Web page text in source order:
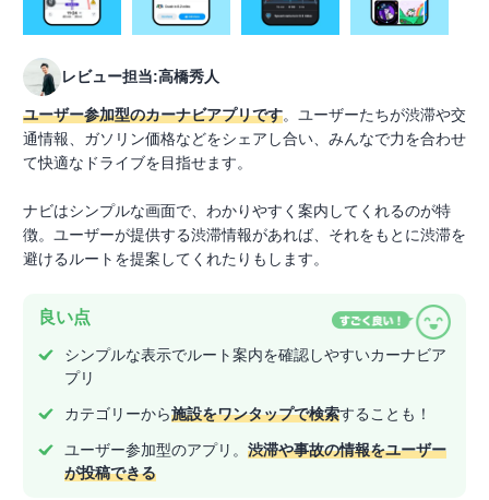
レビュー担当:高橋秀人
ユーザー参加型のカーナビアプリです。ユーザーたちが渋滞や交
通情報、ガソリン価格などをシェアし合い、みんなで力を合わせ
て快適なドライブを目指せます。
ナビはシンプルな画面で、わかりやすく案内してくれるのが特
徴。ユーザーが提供する渋滞情報があれば、それをもとに渋滞を
避けるルートを提案してくれたりもします。
良い点
シンプルな表示でルート案内を確認しやすいカーナビア
プリ
カテゴリーから施設をワンタップで検索することも！
ユーザー参加型のアプリ。 渋滞や事故の情報をユーザー
が投稿できる